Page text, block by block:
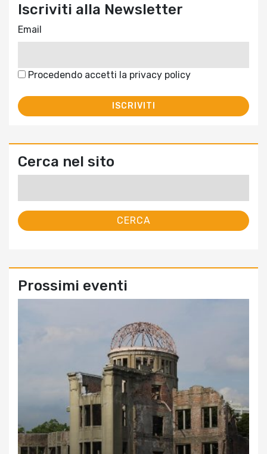
Iscriviti alla Newsletter
Email
Procedendo accetti la privacy policy
Cerca nel sito
Prossimi eventi